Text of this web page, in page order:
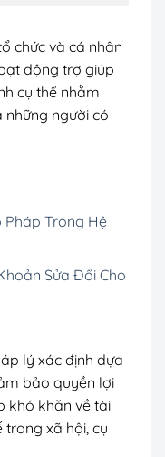
chức và cá nhân
động trợ giúp
cụ thể nhằm
người có
Pháp Trong Hệ
Sửa Đổi Cho
lý xác định dựa
bảo quyền lợi
khó khăn về tài
trong xã hội, cụ